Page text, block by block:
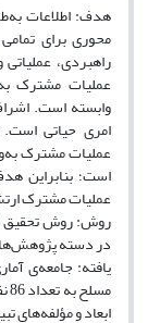
هدف: اطلاعات
محوری برای
راهبردی،
عملیات مشترک
وابسته است.
امری حیاتی است.
عملیات مشترک
است؛ بنابراین
عملیات مشترک
روش: روش تحقیق
در دسته
یافته: جامعه‌ی
ابعاد و مؤلفه‌های